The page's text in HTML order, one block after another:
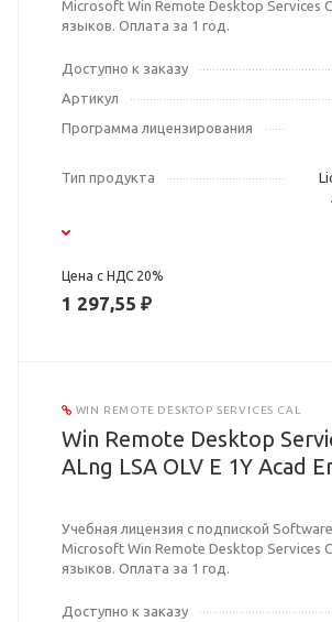
Microsoft Win Remote Desktop Services
языков. Оплата за 1 год.
Доступно к заказу
Артикул
Программа лицензирования
Тип продукта
Цена с НДС 20%
1 297,55 ₽
WIN REMOTE DESKTOP SERVICES CAL
Win Remote Desktop
ALng LSA OLV E 1Y Acad
Учебная лицензия с подпиской
Microsoft Win Remote Desktop Services
языков. Оплата за 1 год.
Доступно к заказу